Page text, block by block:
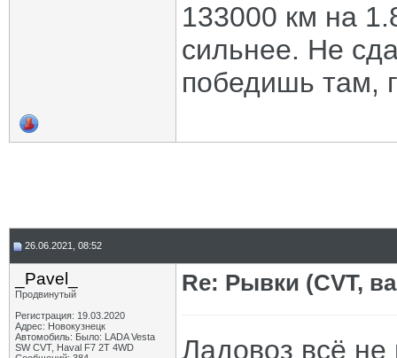
133000 км на
сильнее. Не
победишь там,
26.06.2021, 08:52
_Pavel_
Продвинутый
Регистрация: 19.03.2020
Адрес: Новокузнецк
Автомобиль: Было: LADA Vesta
SW CVT, Haval F7 2T 4WD
Re: Рывки (CVT,
Ладовоз всё не